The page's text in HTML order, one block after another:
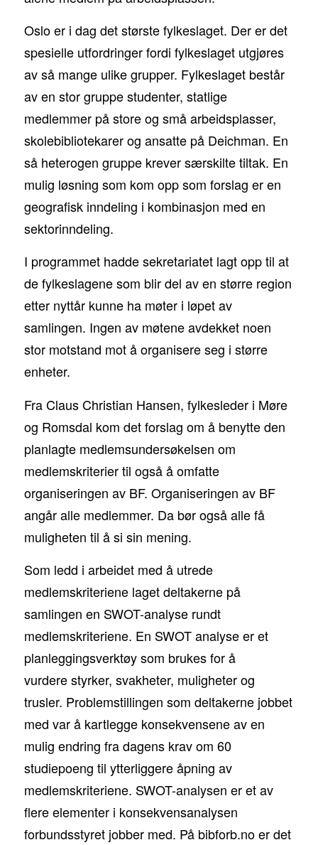
Oslo er i dag det største fylkeslaget. Der er det
spesielle utfordringer fordi fylkeslaget utgjøres
av så mange ulike grupper. Fylkeslaget består
av en stor gruppe studenter, statlige
medlemmer på store og små arbeidsplasser,
skolebibliotekarer og ansatte på Deichman. En
så heterogen gruppe krever særskilte tiltak. En
mulig løsning som kom opp som forslag er en
geografisk inndeling i kombinasjon med en
sektorinndeling.
I programmet hadde sekretariatet lagt opp til at
de fylkeslagene som blir del av en større region
etter nyttår kunne ha møter i løpet av
samlingen. Ingen av møtene avdekket noen
stor motstand mot å organisere seg i større
enheter.
Fra Claus Christian Hansen, fylkesleder i Møre
og Romsdal kom det forslag om å benytte den
planlagte medlemsundersøkelsen om
medlemskriterier til også å omfatte
organiseringen av BF. Organiseringen av BF
angår alle medlemmer. Da bør også alle få
muligheten til å si sin mening.
Som ledd i arbeidet med å utrede
medlemskriteriene laget deltakerne på
samlingen en SWOT-analyse rundt
medlemskriteriene. En SWOT analyse er et
planleggingsverktøy som brukes for å
vurdere styrker, svakheter, muligheter og
trusler. Problemstillingen som deltakerne jobbet
med var å kartlegge konsekvensene av en
mulig endring fra dagens krav om 60
studiepoeng til ytterliggere åpning av
medlemskriteriene. SWOT-analysen er et av
flere elementer i konsekvensanalysen
forbundsstyret jobber med. På bibforb.no er det